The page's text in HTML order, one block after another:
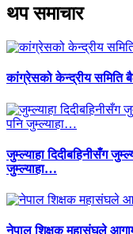
थप समाचार
कांग्रेसको केन्द्रीय
जुम्ल्याहा दिदीबहिनीसँग
जुम्ल्याहा…
नेपाल शिक्षक महासंघले